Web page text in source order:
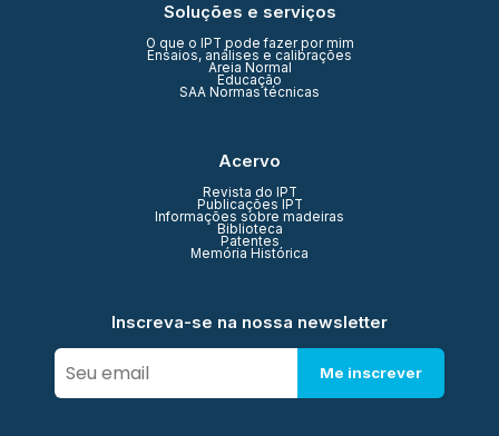
Soluções e serviços
O que o IPT pode fazer por mim
Ensaios, análises e calibrações
Areia Normal
Educação
SAA Normas técnicas
Acervo
Revista do IPT
Publicações IPT
Informações sobre madeiras
Biblioteca
Patentes
Memória Histórica
Inscreva-se na nossa newsletter
Me inscrever